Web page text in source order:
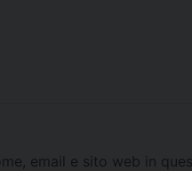
email e sito web in